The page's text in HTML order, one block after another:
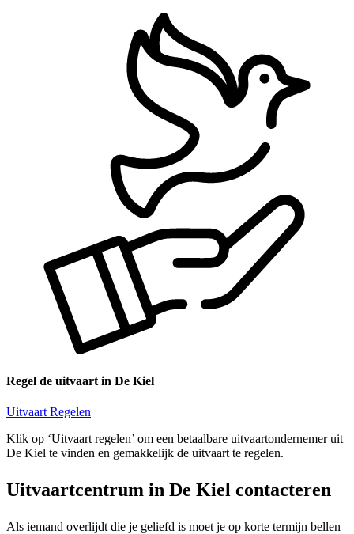
Regel de uitvaart in De Kiel
Uitvaart Regelen
Klik op ‘Uitvaart regelen’ om een betaalbare uitvaartondernemer uit
De Kiel te vinden en gemakkelijk de uitvaart te regelen.
Uitvaartcentrum in De Kiel contacteren
Als iemand overlijdt die je geliefd is moet je op korte termijn bellen